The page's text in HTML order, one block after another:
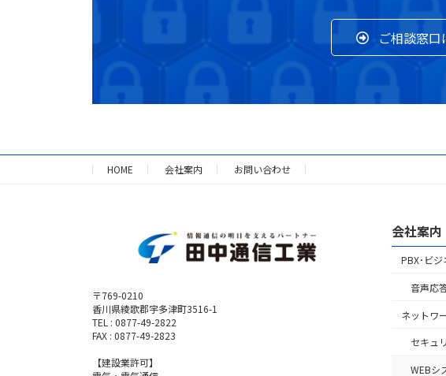
ご相談窓口
HOME 会社案内 お問い合わせ
〒769-0210
香川県綾歌郡宇多津町3516-1
TEL : 0877-49-2822
FAX : 0877-49-2823
【建設業許可】
会社案内
PBX･ビ
音声応
ネットワ
セキュ
WEBシ